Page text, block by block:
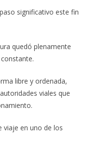
significativo este fin
quedó plenamente
libre y ordenada,
viales que
viaje en uno de los